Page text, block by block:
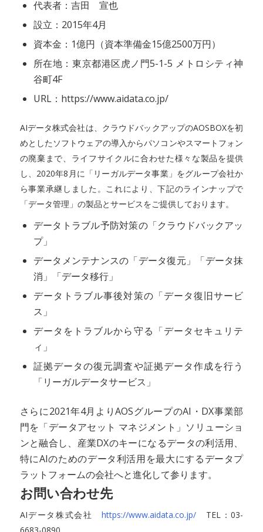
代表者：吉田 宣也
設立：2015年4月
資本金：1億円（資本準備金15億2500万円）
所在地：東京都港区虎ノ門5-1-5 メトロシティ神
谷町4F
URL：https://www.aidata.co.jp/
AIデータ株式会社は、クラウドバックアップのAOSBOXを初
めとしたソフトウェアの導入からパソコンやスマートフォン
の廃棄まで、ライフサイクルに合わせた様々な製品を提供
し、2020年8月に「リーガルデータ事業」をグループ会社か
ら事業承継しました。これにより、下記のラインナップで
「データ管理」の製品とサービスをご提供しております。
データトラブル予防対策の「クラウドバックアッ
プ」
データメンテナンスの「データ復元」「データ抹
消」「データ移行」
データトラブル事後対策の「データ復旧サービ
ス」
データをトラブルから守る「データセキュリテ
ィ」
証拠データの復元調査や証拠データ作成を行う
「リーガルデータサービス」
さらに2021年4月よりAOSグループのAI・DX事業部
門を「データアセット マネジメント」ソリューショ
ンと融合し、産業DXのキーになるデータの利活用、
特にAIのためのデータ利活用を最大にするデータプ
ラットフォームの会社へと進化して参ります。
お問い合わせ先
AIデータ株式会社 https://www.aidata.co.jp/ TEL：03-